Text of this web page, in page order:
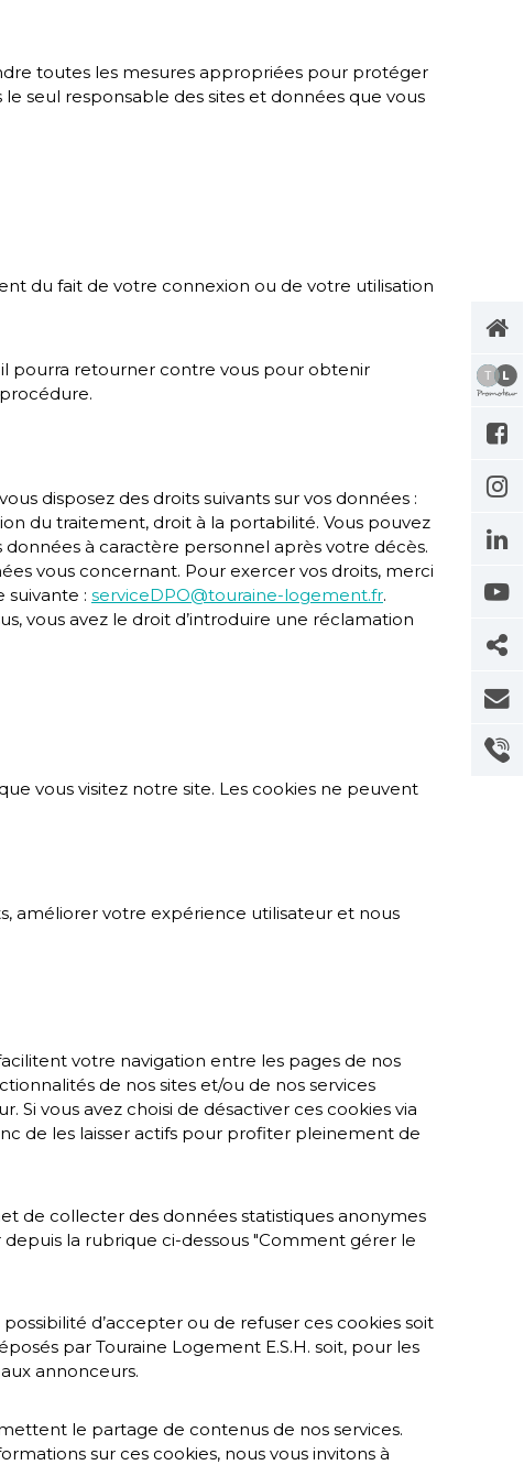
au
toutes les mesures appropriées pour protéger
seul responsable des sites et données que vous
du fait de votre connexion ou de votre utilisation
pourra retourner contre vous pour obtenir
disposez des droits suivants sur vos données :
du traitement, droit à la portabilité. Vous pouvez
à caractère personnel après votre décès.
vous concernant. Pour exercer vos droits, merci
suivante : serviceDPO@touraine-logement.fr.
vous avez le droit d’introduire une réclamation
vous visitez notre site. Les cookies ne peuvent
améliorer votre expérience utilisateur et nous
votre navigation entre les pages de nos
de nos sites et/ou de nos services
vous avez choisi de désactiver ces cookies via
de les laisser actifs pour profiter pleinement de
de collecter des données statistiques anonymes
la rubrique ci-dessous "Comment gérer le
d’accepter ou de refuser ces cookies soit
par Touraine Logement E.S.H. soit, pour les
annonceurs.
le partage de contenus de nos services.
sur ces cookies, nous vous invitons à